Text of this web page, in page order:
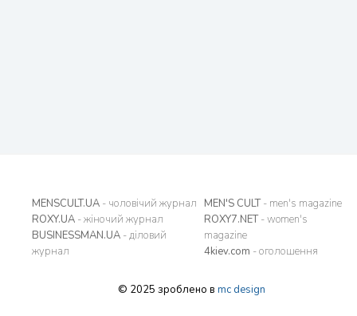
MENSCULT.UA - чоловічий журнал
ROXY.UA - жіночий журнал
BUSINESSMAN.UA - діловий
журнал
MEN'S CULT- men's magazine
ROXY7.NET- women's
magazine
4kiev.com - оголошення
© 2025 зроблено в mc design